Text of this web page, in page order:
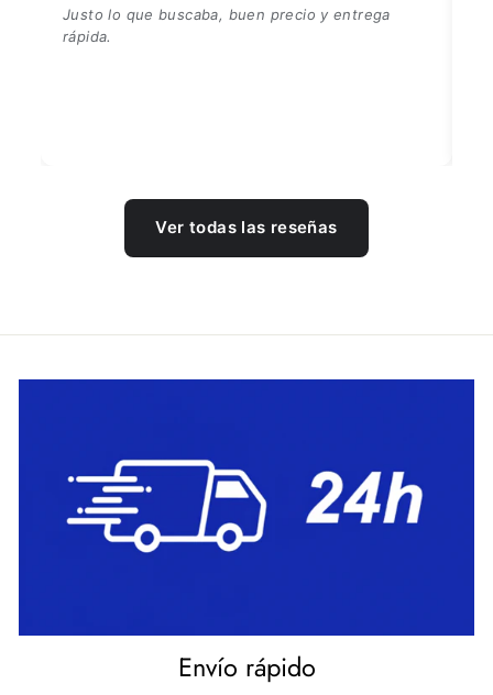
Ver todas las reseñas
Envío rápido